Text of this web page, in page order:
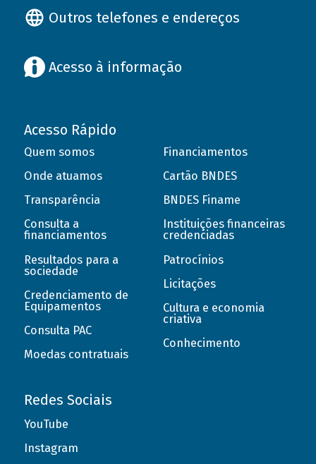
Outros telefones e endereços
Acesso à informação
Acesso Rápido
Quem somos
Onde atuamos
Transparência
Consulta a
financiamentos
Resultados para a
sociedade
Credenciamento de
Equipamentos
Consulta PAC
Moedas contratuais
Financiamentos
Cartão BNDES
BNDES Finame
Instituições financeiras
credenciadas
Patrocínios
Licitações
Cultura e economia
criativa
Conhecimento
Redes Sociais
YouTube
Instagram